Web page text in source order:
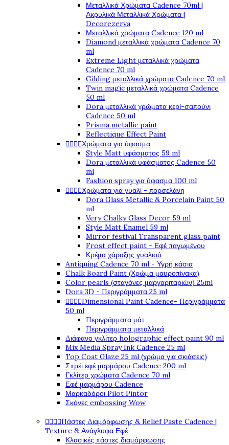
Μεταλλικά Χρώματα Cadence 70ml |
Ακρυλικά Μεταλλικά Χρώματα |
Decorezerva
Μεταλλικά χρώματα Cadence 120 ml
Diamond μεταλλικά χρώματα Cadence 70
ml
Extreme Light μεταλλικά χρώματα
Cadence 70 ml
Gilding μεταλλικά χρώματα Cadence 70 ml
Twin magic μεταλλικά χρώματα Cadence
50 ml
Dora μεταλλικά χρώματα κερί-σαπούνι
Cadence 50 ml
Prisma metallic paint
Reflectique Effect Paint
Χρώματα για ύφασμα
Style Matt υφάσματος 59 ml
Dora μεταλλικά υφάσματος Cadence 50
ml
Fashion spray για ύφασμα 100 ml
Χρώματα για γυαλί - πορσελάνη
Dora Glass Metallic & Porcelain Paint 50
ml
Very Chalky Glass Decor 59 ml
Style Matt Enamel 59 ml
Mirror festival Transparent glass paint
Frost effect paint - Εφέ παγωμένου
Κρέμα χάραξης γυαλιού
Antiquing Cadence 70 ml - Υγρή κάσια
Chalk Board Paint (Χρώμα μαυροπίνακα)
Color pearls (σταγόνες μαργαριταριών) 25ml
Dora 3D - Περιγράμματα 25 ml
Dimensional Paint Cadence- Περιγράμματα
50 ml
Περιγράμματα μάτ
Περιγράμματα μεταλλικά
Διάφανο γκλίτερ holographic effect paint 90 ml
Mix Media Spray Ink Cadence 25 ml
Top Coat Glaze 25 ml (χρώμα για σκιάσεις)
Σπρέι εφέ μαρμάρου Cadence 200 ml
Γκλίτερ χρώματα Cadence 70 ml
Εφέ μαρμάρου Cadence
Μαρκαδόροι Pilot Pintor
Σκόνες embossing Wow
Πάστες Διαμόρφωσης & Relief Paste Cadence |
Texture & Ανάγλυφα Εφέ
Κλασικές πάστες διαμόρφωσης